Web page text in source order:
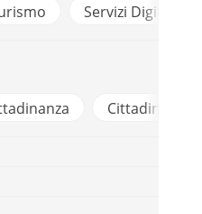
Servizi Digitali
Cittadinanza Digitale